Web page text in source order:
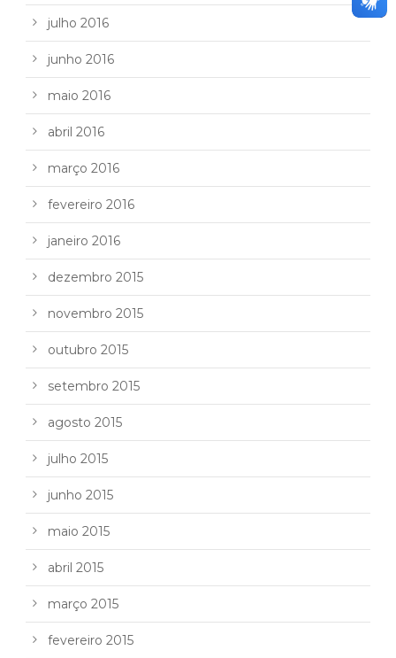
julho 2016
junho 2016
maio 2016
abril 2016
março 2016
fevereiro 2016
janeiro 2016
dezembro 2015
novembro 2015
outubro 2015
setembro 2015
agosto 2015
julho 2015
junho 2015
maio 2015
abril 2015
março 2015
fevereiro 2015